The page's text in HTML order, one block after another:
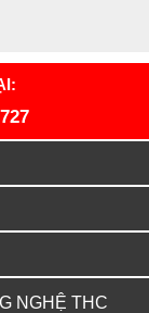
NGHỆ THC